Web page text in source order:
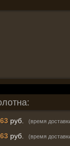
руб. (время
руб. (время